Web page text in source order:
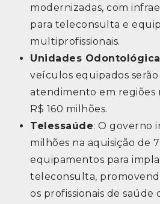
modernizadas, com
para teleconsulta e
multiprofissionais.
Unidades
veículos equipados
atendimento em regiões
R$ 160 milhões.
Telessaúde: O governo
milhões na aquisição de
equipamentos para
teleconsulta,
os profissionais de saúde